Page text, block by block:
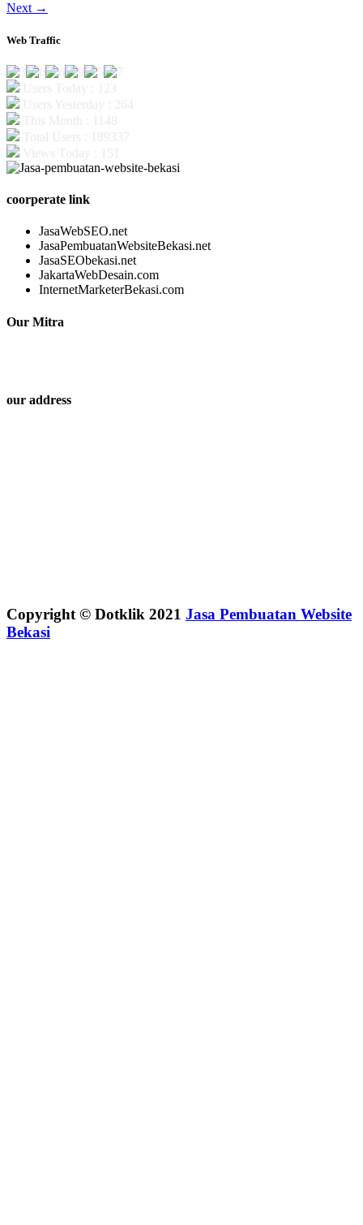
Next →
Web Traffic
coorperate link
JasaWebSEO.net
JasaPembuatanWebsiteBekasi.net
JasaSEObekasi.net
JakartaWebDesain.com
InternetMarketerBekasi.com
Our Mitra
our address
Copyright © Dotklik 2021 Jasa Pembuatan Website
Bekasi